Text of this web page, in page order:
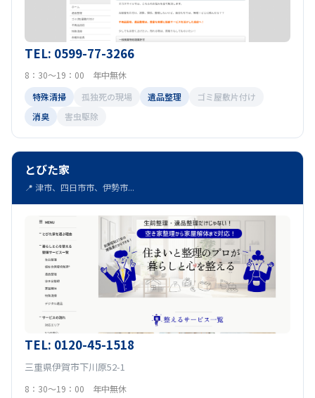
TEL: 0599-77-3266
8：30～19：00 年中無休
特殊清掃
孤独死の現場 遺品整理
ゴミ屋敷片付け
消臭
害虫駆除
とびた家
📍 津市、四日市市、伊勢市...
TEL: 0120-45-1518
三重県伊賀市下川原52-1
8：30～19：00 年中無休